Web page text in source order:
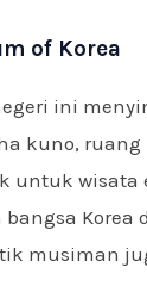
of Korea
ini
kuno,
untuk wisata
Korea
musiman